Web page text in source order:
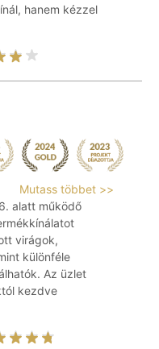
hanem kézzel
Mutass többet >>
alatt működő
virágok,
különféle
Az üzlet
kezdve